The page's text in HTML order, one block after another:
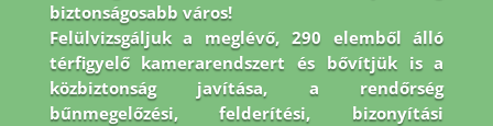
biztonságosabb város!
Felülvizsgáljuk a meglévő, 290 elemből álló
térfigyelő kamerarendszert és bővítjük is a
közbiztonság javítása, a rendőrség
bűnmegelőzési, felderítési, bizonyítási